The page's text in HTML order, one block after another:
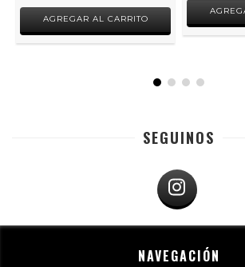
AGREGAR AL CARRITO
SEGUINOS
NAVEGACIÓN